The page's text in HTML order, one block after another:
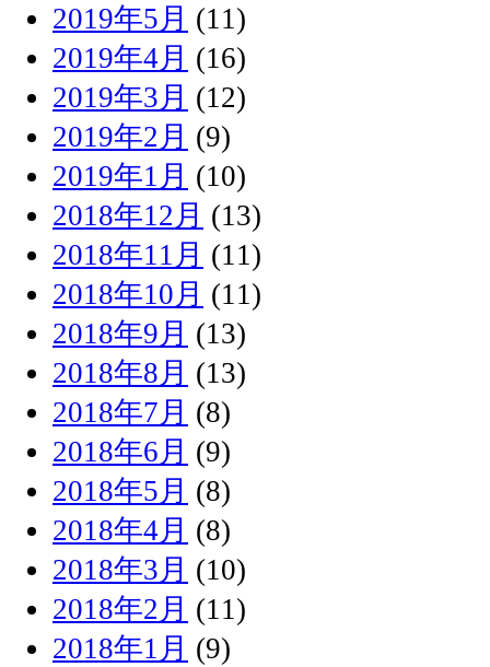
2019年5月 (11)
2019年4月 (16)
2019年3月 (12)
2019年2月 (9)
2019年1月 (10)
2018年12月 (13)
2018年11月 (11)
2018年10月 (11)
2018年9月 (13)
2018年8月 (13)
2018年7月 (8)
2018年6月 (9)
2018年5月 (8)
2018年4月 (8)
2018年3月 (10)
2018年2月 (11)
2018年1月 (9)